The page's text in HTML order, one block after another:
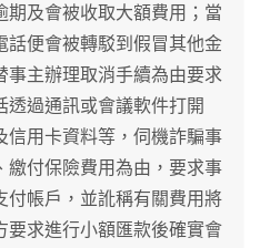
及會被收取大額費用；當
話便會被轉駁到假冒其他金
事主辦理取消手續為由要求
過通訊或會議軟件打開
信用卡資料等，伺機詐騙事
繳付保險費用為由，要求事
付帳戶，並訛稱有關費用將
要求進行小額匯款後確實會